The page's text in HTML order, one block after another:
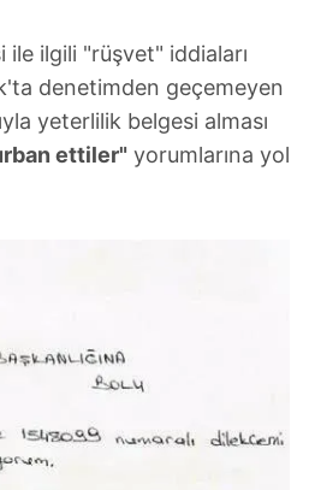
ile ilgili "rüşvet" iddiaları
denetimden geçemeyen
yeterlilik belgesi alması
ettiler" yorumlarına yol